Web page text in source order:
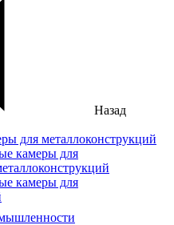
Назад
для металлоконструкций
камеры для
камеры для